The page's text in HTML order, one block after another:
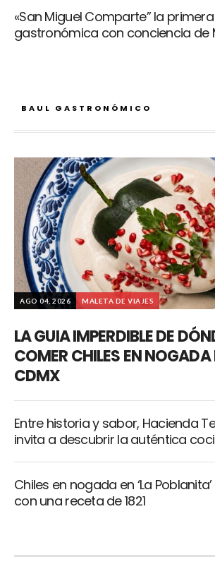
«San Miguel Comparte” la
gastronómica con conciencia de
BAUL GASTRONÓMICO
AGO 04, 2026 MALETA DE VIAJES
LA GUIA IMPERDIBLE DE
COMER CHILES EN NOGADA
CDMX
Entre historia y sabor, Hacienda
invita a descubrir la auténtica
Chiles en nogada en ‘La
con una receta de 1821